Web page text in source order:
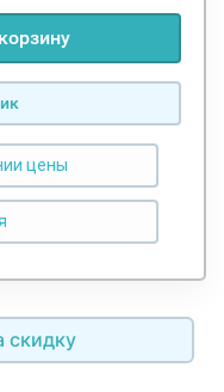
цены
скидку